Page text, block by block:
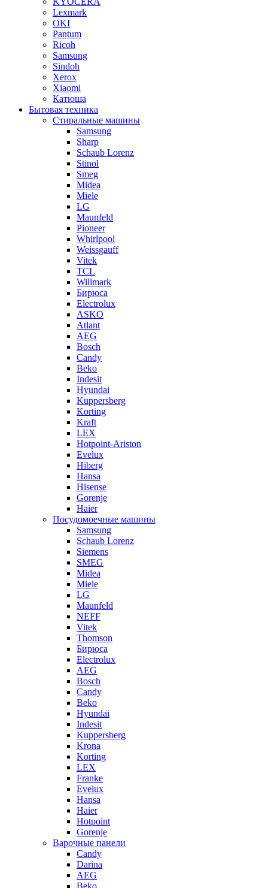
Lexmark
OKI
Pantum
Ricoh
Samsung
Sindoh
Xerox
Xiaomi
Катюша
Бытовая техника
Стиральные машины
Samsung
Sharp
Schaub Lorenz
Stinol
Smeg
Midea
Miele
LG
Maunfeld
Pioneer
Whirlpool
Weissgauff
Vitek
TCL
Willmark
Бирюса
Electrolux
ASKO
Atlant
AEG
Bosch
Candy
Beko
Indesit
Hyundai
Kuppersberg
Korting
Kraft
LEX
Hotpoint-Ariston
Evelux
Hiberg
Hansa
Hisense
Gorenje
Haier
Посудомоечные машины
Samsung
Schaub Lorenz
Siemens
SMEG
Midea
Miele
LG
Maunfeld
NEFF
Vitek
Thomson
Бирюса
Electrolux
AEG
Bosch
Candy
Beko
Hyundai
Indesit
Kuppersberg
Krona
Korting
LEX
Franke
Evelux
Hansa
Haier
Hotpoint
Gorenje
Варочные панели
Candy
Darina
AEG